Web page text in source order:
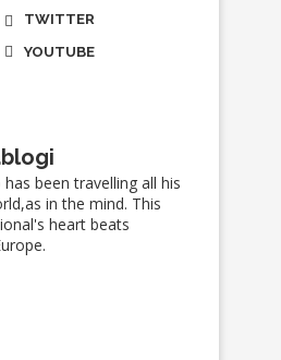
TWITTER
YOUTUBE
been travelling all his
in the mind. This
heart beats